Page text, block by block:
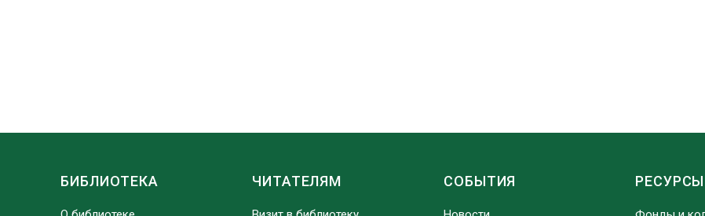
БИБЛИОТЕКА ЧИТАТЕЛЯМ СОБЫТИЯ РЕСУРСЫ